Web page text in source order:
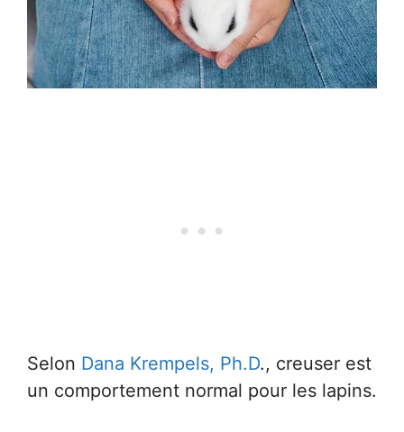
Selon Dana Krempels, Ph.D., creuser est
un comportement normal pour les lapins.